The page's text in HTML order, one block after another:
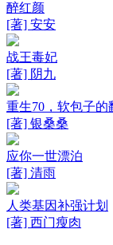
醉红颜
[著] 安安
战王毒妃
[著] 阴九
重生70，软包子的
[著] 银桑桑
应你一世漂泊
[著] 清雨
人类基因补强计划
[著] 西门瘦肉